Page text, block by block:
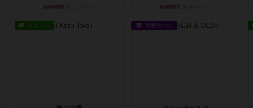
約4時間前 約4時間前
レビュー 戦略やコツ